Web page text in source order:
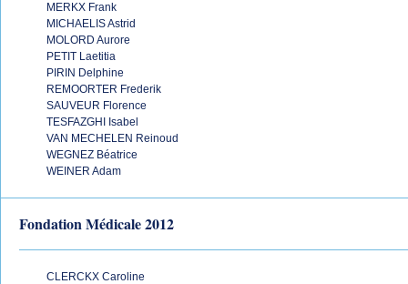
MERKX Frank
MICHAELIS Astrid
MOLORD Aurore
PETIT Laetitia
PIRIN Delphine
REMOORTER Frederik
SAUVEUR Florence
TESFAZGHI Isabel
VAN MECHELEN Reinoud
WEGNEZ Béatrice
WEINER Adam
Fondation Médicale 2012
CLERCKX Caroline